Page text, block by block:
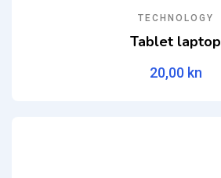
TECHNOLOGY
Tablet laptop
20,00 kn